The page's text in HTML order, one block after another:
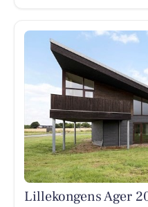
Lillekongens Ager